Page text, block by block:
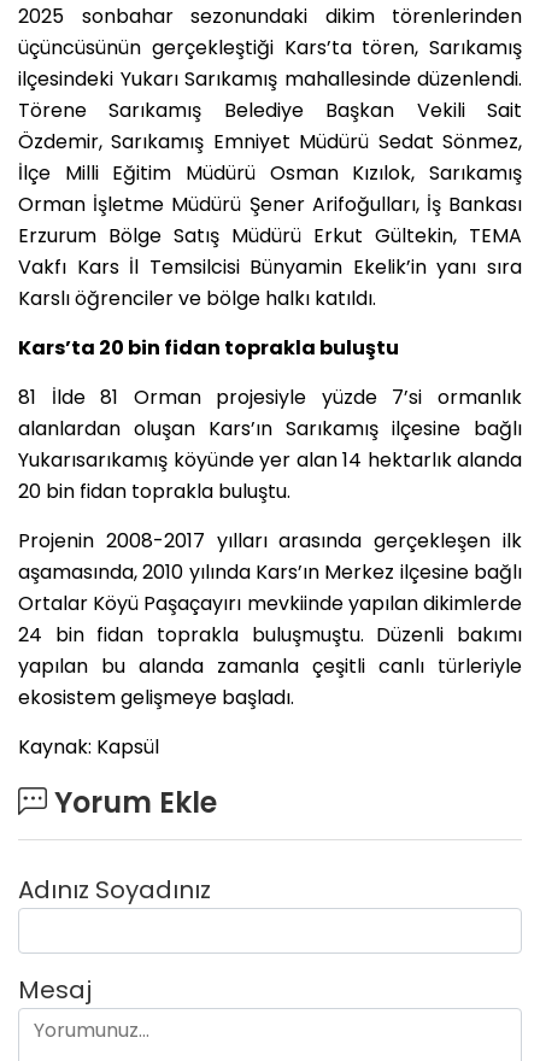
2025 sonbahar sezonundaki dikim törenlerinden
üçüncüsünün gerçekleştiği Kars’ta tören, Sarıkamış
ilçesindeki Yukarı Sarıkamış mahallesinde düzenlendi.
Törene Sarıkamış Belediye Başkan Vekili Sait
Özdemir, Sarıkamış Emniyet Müdürü Sedat Sönmez,
İlçe Milli Eğitim Müdürü Osman Kızılok, Sarıkamış
Orman İşletme Müdürü Şener Arifoğulları, İş Bankası
Erzurum Bölge Satış Müdürü Erkut Gültekin, TEMA
Vakfı Kars İl Temsilcisi Bünyamin Ekelik’in yanı sıra
Karslı öğrenciler ve bölge halkı katıldı.
Kars’ta 20 bin fidan toprakla buluştu
81 İlde 81 Orman projesiyle yüzde 7’si ormanlık
alanlardan oluşan Kars’ın Sarıkamış ilçesine bağlı
Yukarısarıkamış köyünde yer alan 14 hektarlık alanda
20 bin fidan toprakla buluştu.
Projenin 2008-2017 yılları arasında gerçekleşen ilk
aşamasında, 2010 yılında Kars’ın Merkez ilçesine bağlı
Ortalar Köyü Paşaçayırı mevkiinde yapılan dikimlerde
24 bin fidan toprakla buluşmuştu. Düzenli bakımı
yapılan bu alanda zamanla çeşitli canlı türleriyle
ekosistem gelişmeye başladı.
Kaynak: Kapsül
Yorum Ekle
Adınız Soyadınız
Mesaj